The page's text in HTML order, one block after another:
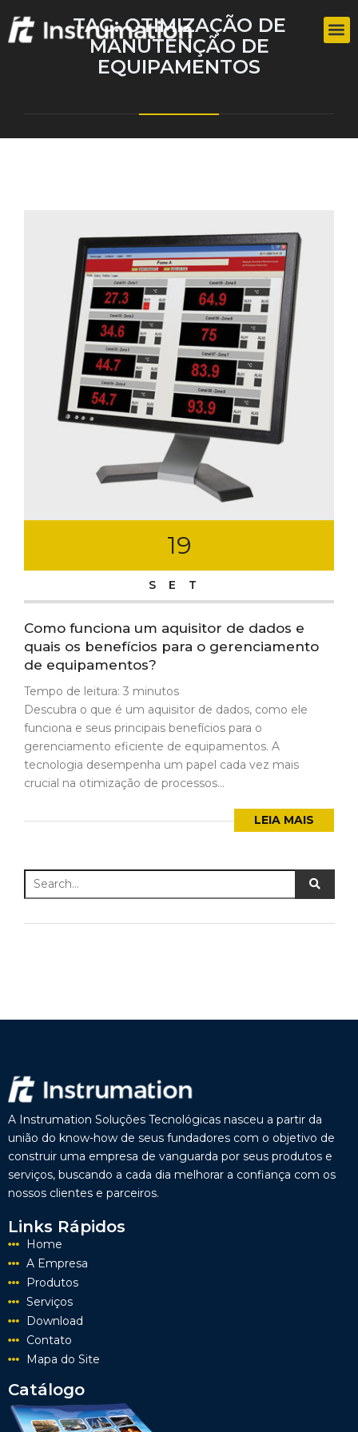
TAG:OTIMIZAÇÃO DE
MANUTENÇÃO DE
EQUIPAMENTOS
19
SET
Como funciona um aquisitor de dados e
quais os benefícios para o gerenciamento
de equipamentos?
Tempo de leitura: 3 minutos
Descubra o que é um aquisitor de dados, como ele
funciona e seus principais benefícios para o
gerenciamento eficiente de equipamentos. A
tecnologia desempenha um papel cada vez mais
crucial na otimização de processos...
LEIA MAIS
A Instrumation Soluções Tecnológicas nasceu a partir da
união do know-how de seus fundadores com o objetivo de
construir uma empresa de vanguarda por seus produtos e
serviços, buscando a cada dia melhorar a confiança com os
nossos clientes e parceiros.
Links Rápidos
Home
A Empresa
Produtos
Serviços
Download
Contato
Mapa do Site
Catálogo